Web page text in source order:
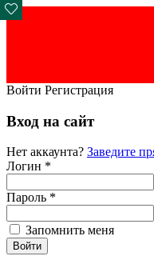
Войти Регистрация
Вход на сайт
Нет аккаунта? Заведите
Логин *
Пароль *
Запомнить меня